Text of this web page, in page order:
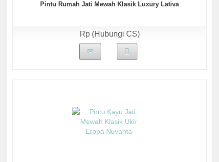
Pintu Rumah Jati Mewah Klasik Luxury Lativa
Rp (Hubungi CS)